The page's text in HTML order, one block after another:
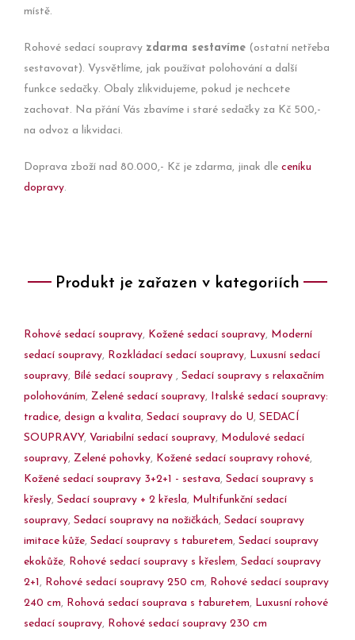
místě.
Rohové sedací soupravy zdarma sestavíme (ostatní netřeba
sestavovat). Vysvětlíme, jak používat polohování a další
funkce sedačky. Obaly zlikvidujeme, pokud je nechcete
zachovat. Na přání Vás zbavíme i staré sedačky za Kč 500,-
na odvoz a likvidaci.
Doprava zboží nad 80.000,- Kč je zdarma, jinak dle ceníku
dopravy.
Produkt je zařazen v kategoriích
Rohové sedací soupravy, Kožené sedací soupravy, Moderní
sedací soupravy, Rozkládací sedací soupravy, Luxusní sedací
soupravy, Bílé sedací soupravy , Sedací soupravy s relaxačním
polohováním, Zelené sedací soupravy, Italské sedací soupravy:
tradice, design a kvalita, Sedací soupravy do U, SEDACÍ
SOUPRAVY, Variabilní sedací soupravy, Modulové sedací
soupravy, Zelené pohovky, Kožené sedací soupravy rohové,
Kožené sedací soupravy 3+2+1 - sestava, Sedací soupravy s
křesly, Sedací soupravy + 2 křesla, Multifunkční sedací
soupravy, Sedací soupravy na nožičkách, Sedací soupravy
imitace kůže, Sedací soupravy s taburetem, Sedací soupravy
ekokůže, Rohové sedací soupravy s křeslem, Sedací soupravy
2+1, Rohové sedací soupravy 250 cm, Rohové sedací soupravy
240 cm, Rohová sedací souprava s taburetem, Luxusní rohové
sedací soupravy, Rohové sedací soupravy 230 cm